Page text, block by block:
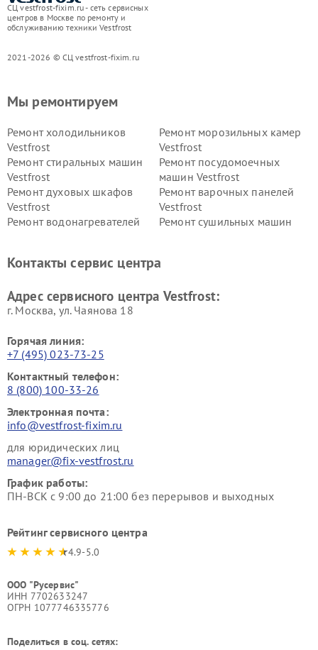
СЦ vestfrost-fixim.ru - сеть сервисных
центров в Москве по ремонту и
обслуживанию техники Vestfrost
2021-2026 © СЦ vestfrost-fixim.ru
Мы ремонтируем
Ремонт холодильников
Vestfrost
Ремонт морозильных камер
Vestfrost
Ремонт стиральных машин
Vestfrost
Ремонт посудомоечных
машин Vestfrost
Ремонт духовых шкафов
Vestfrost
Ремонт варочных панелей
Vestfrost
Ремонт водонагревателей
Ремонт сушильных машин
Vestfrost
Контакты сервис центра
Адрес сервисного центра Vestfrost:
г. Москва, ул. Чаянова 18
Горячая линия:
+7 (495) 023-73-25
Контактный телефон:
8 (800) 100-33-26
Электронная почта:
info@vestfrost-fixim.ru
для юридических лиц
manager@fix-vestfrost.ru
График работы:
ПН-ВСК с 9:00 до 21:00 без перерывов и выходных
Рейтинг сервисного центра
4.9-5.0
ООО "Русервис"
ИНН 7702633247
ОГРН 1077746335776
Поделиться в соц. сетях: